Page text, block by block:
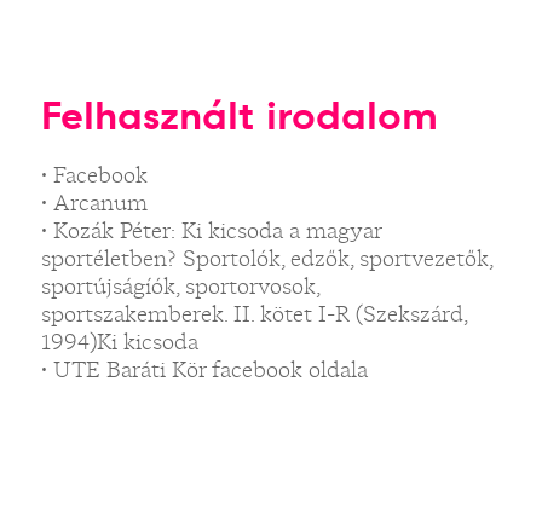
Felhasznált irodalom
• Facebook
• Arcanum
• Kozák Péter: Ki kicsoda a magyar
sportéletben? Sportolók, edzők, sportvezetők,
sportújságíók, sportorvosok,
sportszakemberek. II. kötet I-R (Szekszárd,
1994)Ki kicsoda
• UTE Baráti Kör facebook oldala